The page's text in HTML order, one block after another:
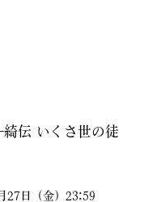
伝 いくさ世の徒
27日（金）23:59